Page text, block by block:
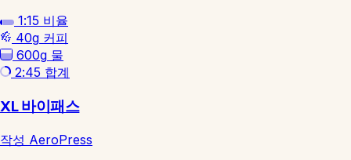
1:15 비율
40g 커피
600g 물
2:45 합계
XL 바이패스
작성 AeroPress